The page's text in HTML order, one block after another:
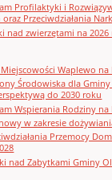
Profilaktyki i
Przeciwdziałania
nad zwierzętami na 2026
Waplewo na
Środowiska dla
do 2030 roku
Wspierania Rodziny na
w zakresie
Przemocy
nad Zabytkami Gminy